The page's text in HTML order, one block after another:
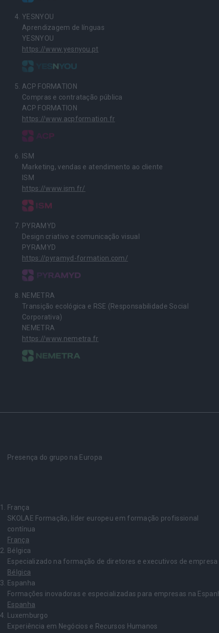
YESNYOU
Aprendizagem de línguas
YESNYOU
https://www.yesnyou.pt
ACP FORMATION
Compras e contratação pública
ACP FORMATION
https://www.acpformation.fr
ISM
Marketing, vendas e atendimento ao cliente
ISM
https://www.ism.fr/
PYRAMYD
Design criativo e comunicação visual
PYRAMYD
https://pyramyd-formation.com/
NEMETRA
Transição ecológica e RSE (Responsabilidade Social
Corporativa)
NEMETRA
https://www.nemetra.fr
Presença do grupo na Europa
França
SKOLAE Formação, líder europeu em formação profissional
contínua
França
Bélgica
Especializado na formação de diretores e executivos de empresa
Bélgica
Espanha
Formações inovadoras e especializadas para empresas na
Espanha
Luxemburgo
Experiência em Negócios e Recursos Humanos